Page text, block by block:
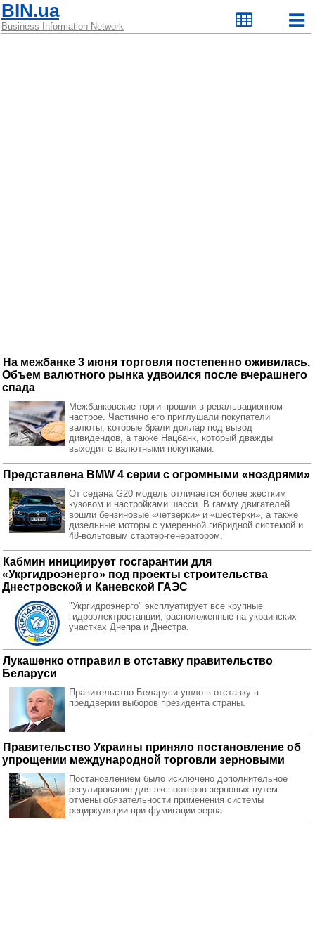
BIN.ua
Business Information Network
На межбанке 3 июня торговля постепенно оживилась.
Объем валютного рынка удвоился после вчерашнего
спада
Межбанковские торги прошли в ревальвационном
настрое. Частично его приглушали покупатели
валюты, которые брали доллар под вывод
дивидендов, а также Нацбанк, который дважды
выходит с валютными покупками.
Представлена BMW 4 серии с огромными «ноздрями»
От седана G20 модель отличается более жестким
кузовом и настройками шасси. В гамму двигателей
вошли бензиновые «четверки» и «шестерки», а также
дизельные моторы с умеренной гибридной системой и
48-вольтовым стартер-генератором.
Кабмин инициирует госгарантии для
«Укргидроэнерго» под проекты строительства
Днестровской и Каневской ГАЭС
"Укргидроэнерго" эксплуатирует все крупные
гидроэлектростанции, расположенные на украинских
участках Днепра и Днестра.
Лукашенко отправил в отставку правительство
Беларуси
Правительство Беларуси ушло в отставку в
преддверии выборов президента страны.
Правительство Украины приняло постановление об
упрощении международной торговли зерновыми
Постановлением было исключено дополнительное
регулирование для экспортеров зерновых путем
отмены обязательности применения системы
рециркуляции при фумигации зерна.